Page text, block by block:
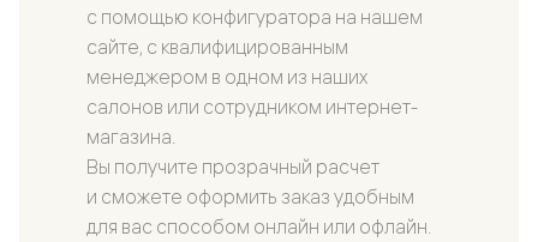
с помощью конфигуратора на нашем
сайте, с квалифицированным
менеджером в одном из наших
салонов или сотрудником интернет-
магазина.
Вы получите прозрачный расчет
и сможете оформить заказ удобным
для вас способом онлайн или офлайн.